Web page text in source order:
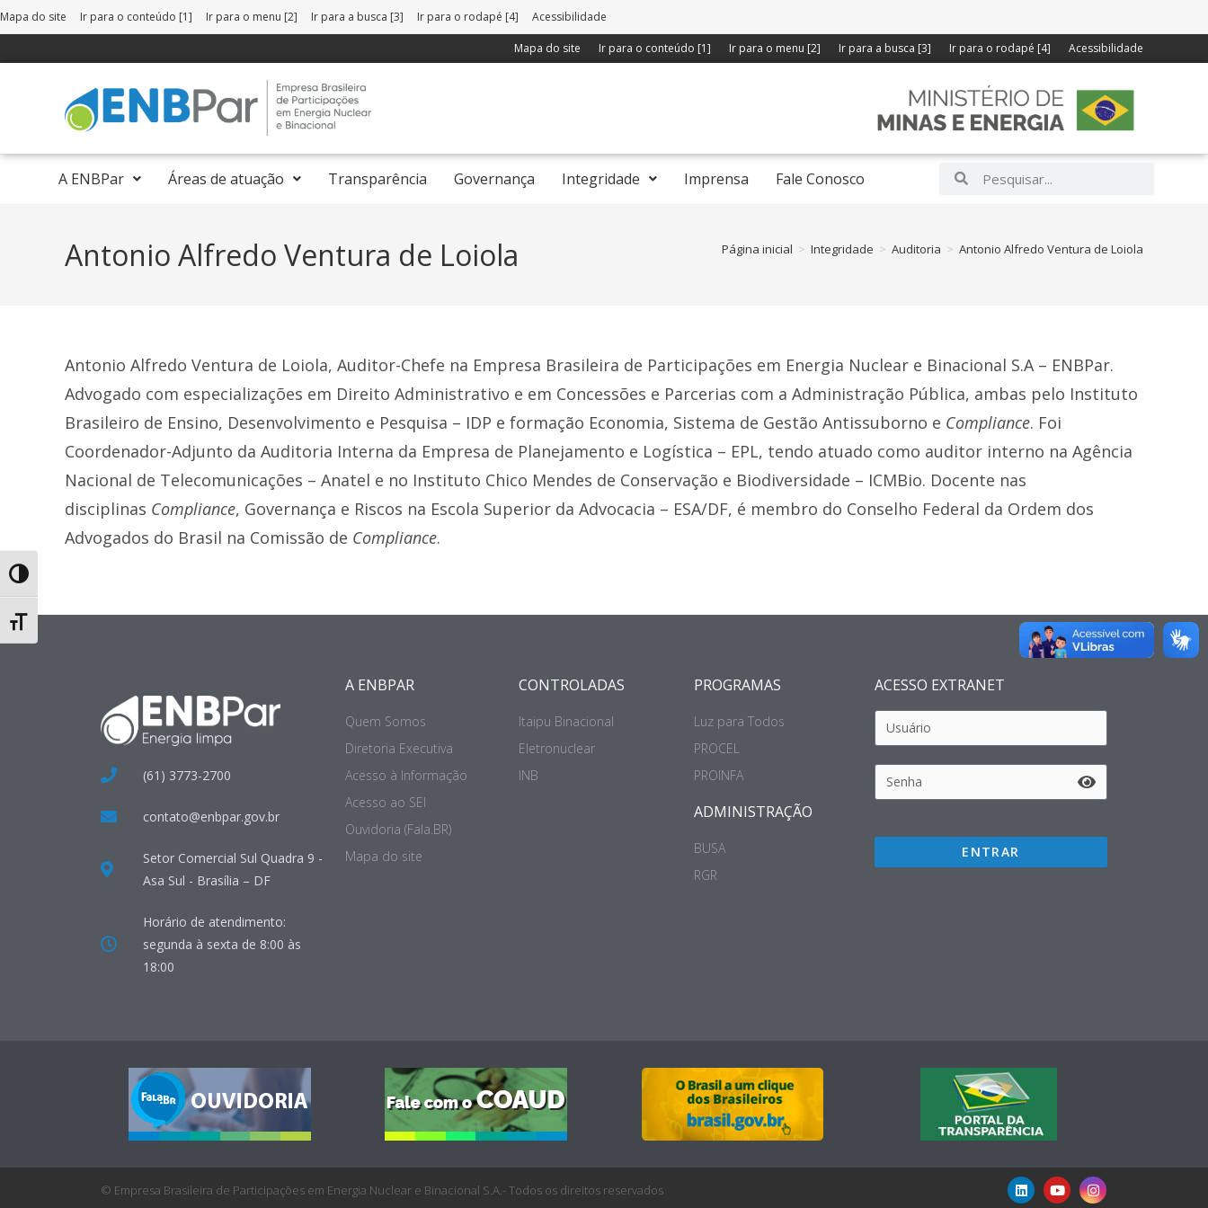
Toggle High Contrast
Toggle Font size
Mapa do site Ir para o conteúdo [1] Ir para o menu [2] Ir para a busca [3] Ir para o rodapé [4] Acessibilidade
Mapa do site Ir para o conteúdo [1] Ir para o menu [2] Ir para a busca [3] Ir para o rodapé [4] Acessibilidade
A ENBPar Áreas de atuação Transparência Governança Integridade Imprensa Fale Conosco
Antonio Alfredo Ventura de Loiola Página inicial > Integridade > Auditoria > Antonio Alfredo Ventura de Loiola
Antonio Alfredo Ventura de Loiola, Auditor-Chefe na Empresa Brasileira de Participações em Energia Nuclear e Binacional S.A – ENBPar.
Advogado com especializações em Direito Administrativo e em Concessões e Parcerias com a Administração Pública, ambas pelo Instituto
Brasileiro de Ensino, Desenvolvimento e Pesquisa – IDP e formação Economia, Sistema de Gestão Antissuborno e Compliance. Foi
Coordenador-Adjunto da Auditoria Interna da Empresa de Planejamento e Logística – EPL, tendo atuado como auditor interno na Agência
Nacional de Telecomunicações – Anatel e no Instituto Chico Mendes de Conservação e Biodiversidade – ICMBio. Docente nas
disciplinas Compliance, Governança e Riscos na Escola Superior da Advocacia – ESA/DF, é membro do Conselho Federal da Ordem dos
Advogados do Brasil na Comissão de Compliance.
(61) 3773-2700
contato@enbpar.gov.br
Setor Comercial Sul Quadra 9 -
Asa Sul - Brasília – DF
Horário de atendimento:
segunda à sexta de 8:00 às
18:00
A ENBPAR
Quem Somos
Diretoria Executiva
Acesso à Informação
Acesso ao SEI
Ouvidoria (Fala.BR)
Mapa do site
CONTROLADAS
Itaipu Binacional
Eletronuclear
INB
PROGRAMAS
Luz para Todos
PROCEL
PROINFA
ADMINISTRAÇÃO
BUSA
RGR
ACESSO EXTRANET
ENTRAR
© Empresa Brasileira de Participações em Energia Nuclear e Binacional S.A.- Todos os direitos reservados